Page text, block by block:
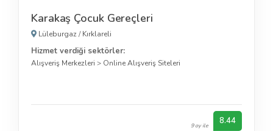
Karakaş Çocuk Gereçleri
Lüleburgaz/Kırklareli
Hizmet verdiği sektörler:
Alışveriş Merkezleri > Online Alışveriş Siteleri
9 oy ile 8.44